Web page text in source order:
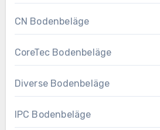
CN Bodenbeläge
CoreTec Bodenbeläge
Diverse Bodenbeläge
IPC Bodenbeläge